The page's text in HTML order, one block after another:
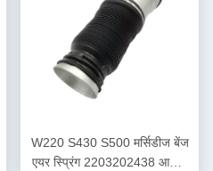
W220 S430 S500 मर्सिडीज बेंज
एयर स्प्रिंग 2203202438 आसान